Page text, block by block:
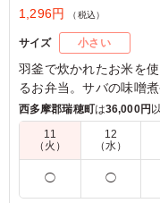
1,296円
（税込）
サイズ 小さい
羽釜で炊かれたお米を
るお弁当。サバの味噌
理が詰まっています。
会議中のひとときにぴ
い。
※選べるメインは「サ
西多摩郡瑞穂町は36,000円
11
（火）
12
（水）
◯ ◯